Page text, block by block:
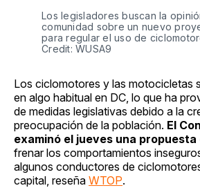
Los legisladores buscan la
comunidad sobre un nuevo
para regular el uso de
Credit: WUSA9
Los ciclomotores y las motocicletas
en algo habitual en DC, lo que ha
de medidas legislativas debido a la
preocupación de la población. El
examinó el jueves una propuesta
frenar los comportamientos
algunos conductores de
capital, reseña WTOP.